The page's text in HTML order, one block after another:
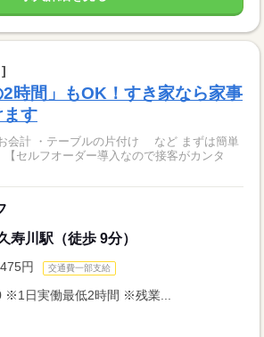
2時間」もOK！すき家なら家事
ます
会計 ・テーブルの片付け など まずは簡単
寿川駅（徒歩 9分）
円 交通費一部支給
※1日実働最低2時間 ※残業...